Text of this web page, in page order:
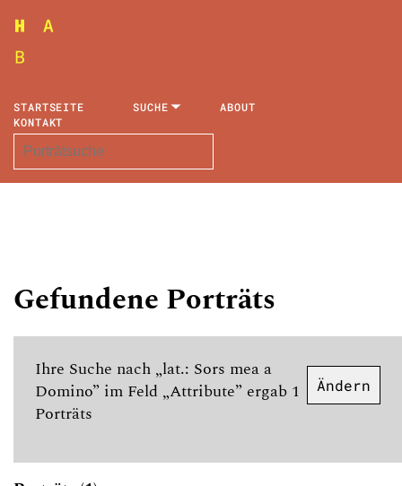
STARTSEITE SUCHE
ABOUT
KONTAKT
Gefundene Porträts
Ihre Suche nach „lat.: Sors mea a
Domino” im Feld „Attribute” ergab 1
Porträts
Ändern